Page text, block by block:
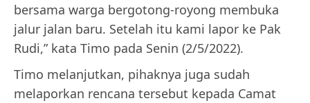
bersama warga bergotong-royong membuka
jalur jalan baru. Setelah itu kami lapor ke Pak
Rudi,” kata Timo pada Senin (2/5/2022).
Timo melanjutkan, pihaknya juga sudah
melaporkan rencana tersebut kepada Camat